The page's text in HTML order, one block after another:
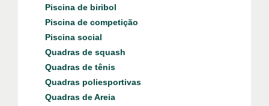
Piscina de biribol
Piscina de competição
Piscina social
Quadras de squash
Quadras de tênis
Quadras poliesportivas
Quadras de Areia